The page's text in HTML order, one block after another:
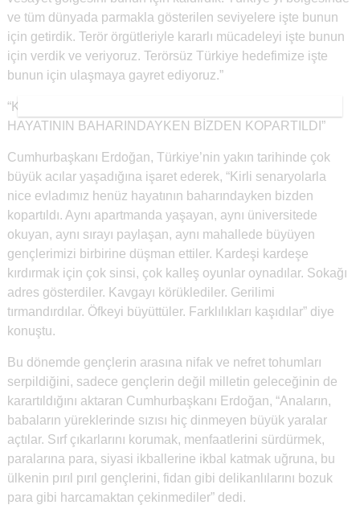
ve tüm dünyada parmakla gösterilen seviyelere işte bunun
için getirdik. Terör örgütleriyle kararlı mücadeleyi işte bunun
için verdik ve veriyoruz. Terörsüz Türkiye hedefimize işte
bunun için ulaşmaya gayret ediyoruz.”
“KİRLİ SENARYOLARLA NİCE EVLADIMIZ HENÜZ
HAYATININ BAHARINDAYKEN BİZDEN KOPARTILDI”
Cumhurbaşkanı Erdoğan, Türkiye’nin yakın tarihinde çok
büyük acılar yaşadığına işaret ederek, “Kirli senaryolarla
nice evladımız henüz hayatının baharındayken bizden
kopartıldı. Aynı apartmanda yaşayan, aynı üniversitede
okuyan, aynı sırayı paylaşan, aynı mahallede büyüyen
gençlerimizi birbirine düşman ettiler. Kardeşi kardeşe
kırdırmak için çok sinsi, çok kalleş oyunlar oynadılar. Sokağı
adres gösterdiler. Kavgayı körüklediler. Gerilimi
tırmandırdılar. Öfkeyi büyüttüler. Farklılıkları kaşıdılar” diye
konuştu.
Bu dönemde gençlerin arasına nifak ve nefret tohumları
serpildiğini, sadece gençlerin değil milletin geleceğinin de
karartıldığını aktaran Cumhurbaşkanı Erdoğan, “Anaların,
babaların yüreklerinde sızısı hiç dinmeyen büyük yaralar
açtılar. Sırf çıkarlarını korumak, menfaatlerini sürdürmek,
paralarına para, siyasi ikballerine ikbal katmak uğruna, bu
ülkenin pırıl pırıl gençlerini, fidan gibi delikanlılarını bozuk
para gibi harcamaktan çekinmediler” dedi.